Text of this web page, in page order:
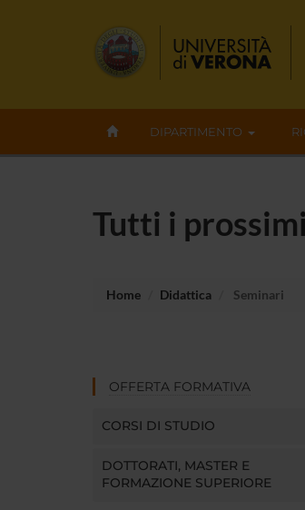
DIPARTIMENTO
Tutti i
Home Didattica Seminari
OFFERTA FORMATIVA
CORSI DI STUDIO
DOTTORATI, MASTER E
FORMAZIONE SUPERIORE